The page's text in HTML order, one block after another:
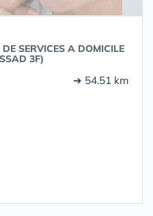
SERVICES A DOMICILE
3F)
➔ 54.51 km